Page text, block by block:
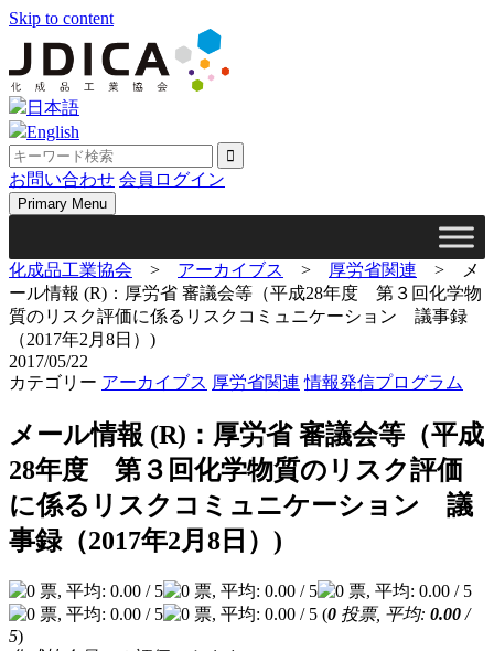
Skip to content
日本語
English
お問い合わせ 会員ログイン
Primary Menu
化成品工業協会 > アーカイブス > 厚労省関連 >
メ
ール情報 (R)：厚労省 審議会等（平成28年度 第３回化学物
質のリスク評価に係るリスクコミュニケーション 議事録
（2017年2月8日）)
2017/05/22
カテゴリー アーカイブス 厚労省関連 情報発信プログラム
メール情報 (R)：厚労省 審議会等（平成
28年度 第３回化学物質のリスク評価
に係るリスクコミュニケーション 議
事録（2017年2月8日）)
(0 投票, 平均: 0.00 /
5)